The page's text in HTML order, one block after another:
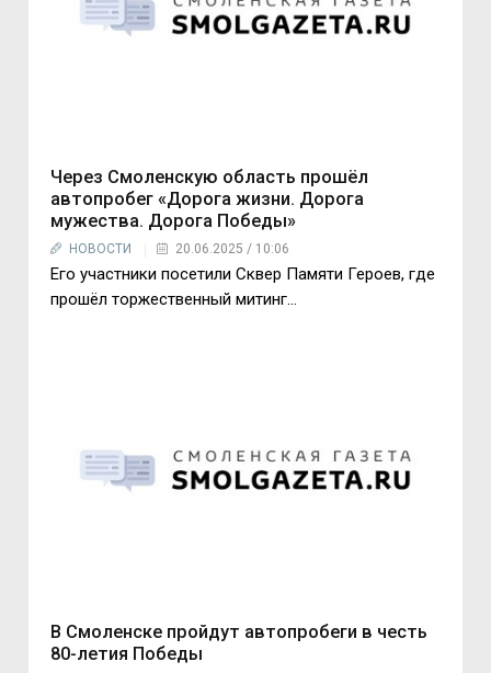
Через Смоленскую область прошёл
автопробег «Дорога жизни. Дорога
мужества. Дорога Победы»
НОВОСТИ 20.06.2025 / 10:06
Его участники посетили Сквер Памяти Героев, где
прошёл торжественный митинг...
В Смоленске пройдут автопробеги в честь
80-летия Победы